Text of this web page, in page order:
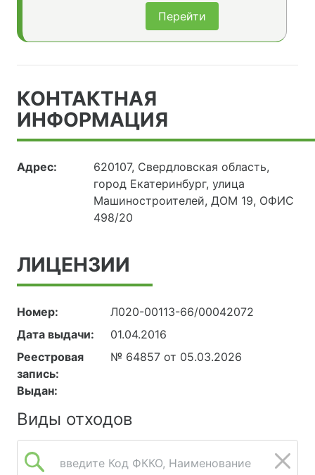
Перейти
КОНТАКТНАЯ
ИНФОРМАЦИЯ
Адрес:
620107, Свердловская область,
город Екатеринбург, улица
Машиностроителей, ДОМ 19, ОФИС
498/20
ЛИЦЕНЗИИ
Номер:
Л020-00113-66/00042072
Дата выдачи:
01.04.2016
Реестровая
запись:
№ 64857 от 05.03.2026
Выдан:
Виды отходов
введите Код ФККО, Наименование